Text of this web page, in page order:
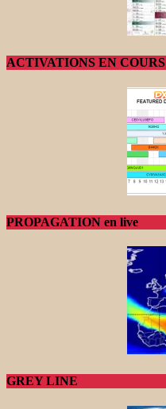
ACTIVATIONS EN COURS
PROPAGATION en live
GREY LINE